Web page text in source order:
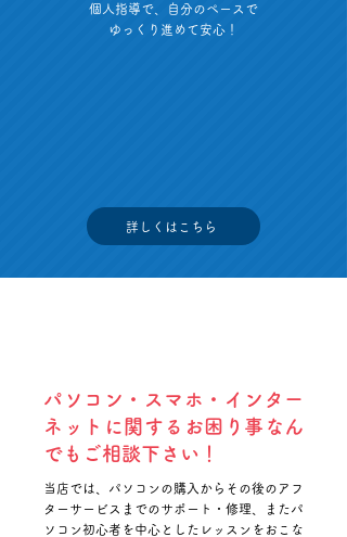
個人指導で、自分のペースで
ゆっくり進めて安心！
詳しくはこちら
パソコン・スマホ・インター
ネットに関するお困り事なん
でもご相談下さい！
当店では、パソコンの購入からその後のアフ
ターサービスまでのサポート・修理、またパ
ソコン初心者を中心としたレッスンをおこな